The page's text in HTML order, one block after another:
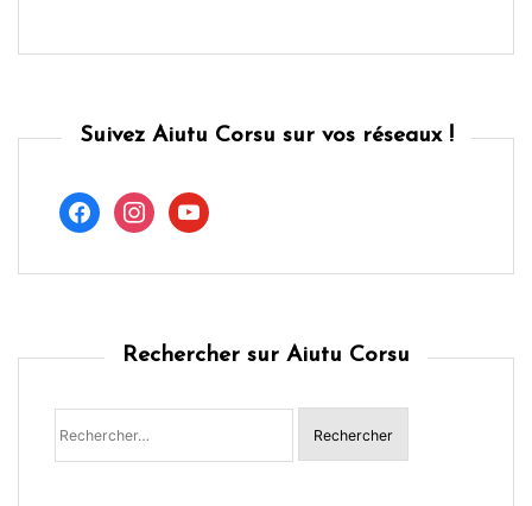
Suivez Aiutu Corsu sur vos réseaux !
facebookinstagramyoutube
Rechercher sur Aiutu Corsu
Rechercher :